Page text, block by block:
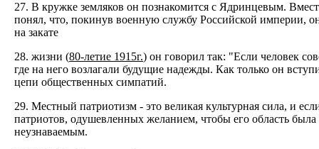
27. В кружке земляков он познакомится с Ядринцевым.
понял, что, покинув военную службу Российской империи,
на закате
28. жизни (80-летие 1915г.) он говорил так: "Если человек
где на него возлагали будущие надежды. Как только он
цепи общественных симпатий.
29. Местный патриотизм - это великая культурная сила, и
патриотов, одушевленных желанием, чтобы его область
неузнаваемым.